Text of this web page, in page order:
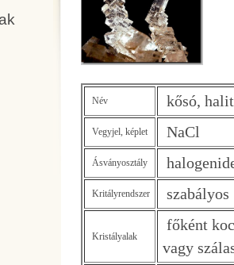
Név kősó, halit
Vegyjel, képlet NaCl
Ásványosztály
Kritályrendszer szabályos
Kristályalak
főként
vagy